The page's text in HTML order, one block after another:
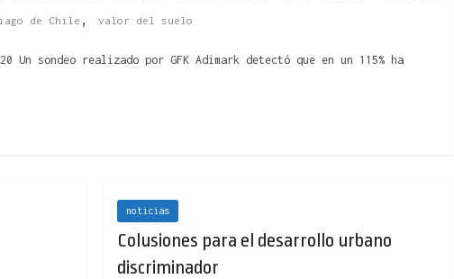
de Chile , valor del suelo
Un sondeo realizado por GFK Adimark detectó que en un 115% ha
noticias
Colusiones para el desarrollo urbano
discriminador